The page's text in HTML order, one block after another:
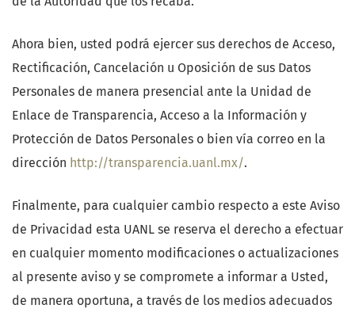
Ahora bien, usted podrá ejercer sus derechos de Acceso,
Rectificación, Cancelación u Oposición de sus Datos
Personales de manera presencial ante la Unidad de
Enlace de Transparencia, Acceso a la Información y
Protección de Datos Personales o bien vía correo en la
dirección http://transparencia.uanl.mx/.
Finalmente, para cualquier cambio respecto a este Aviso
de Privacidad esta UANL se reserva el derecho a efectuar
en cualquier momento modificaciones o actualizaciones
al presente aviso y se compromete a informar a Usted,
de manera oportuna, a través de los medios adecuados